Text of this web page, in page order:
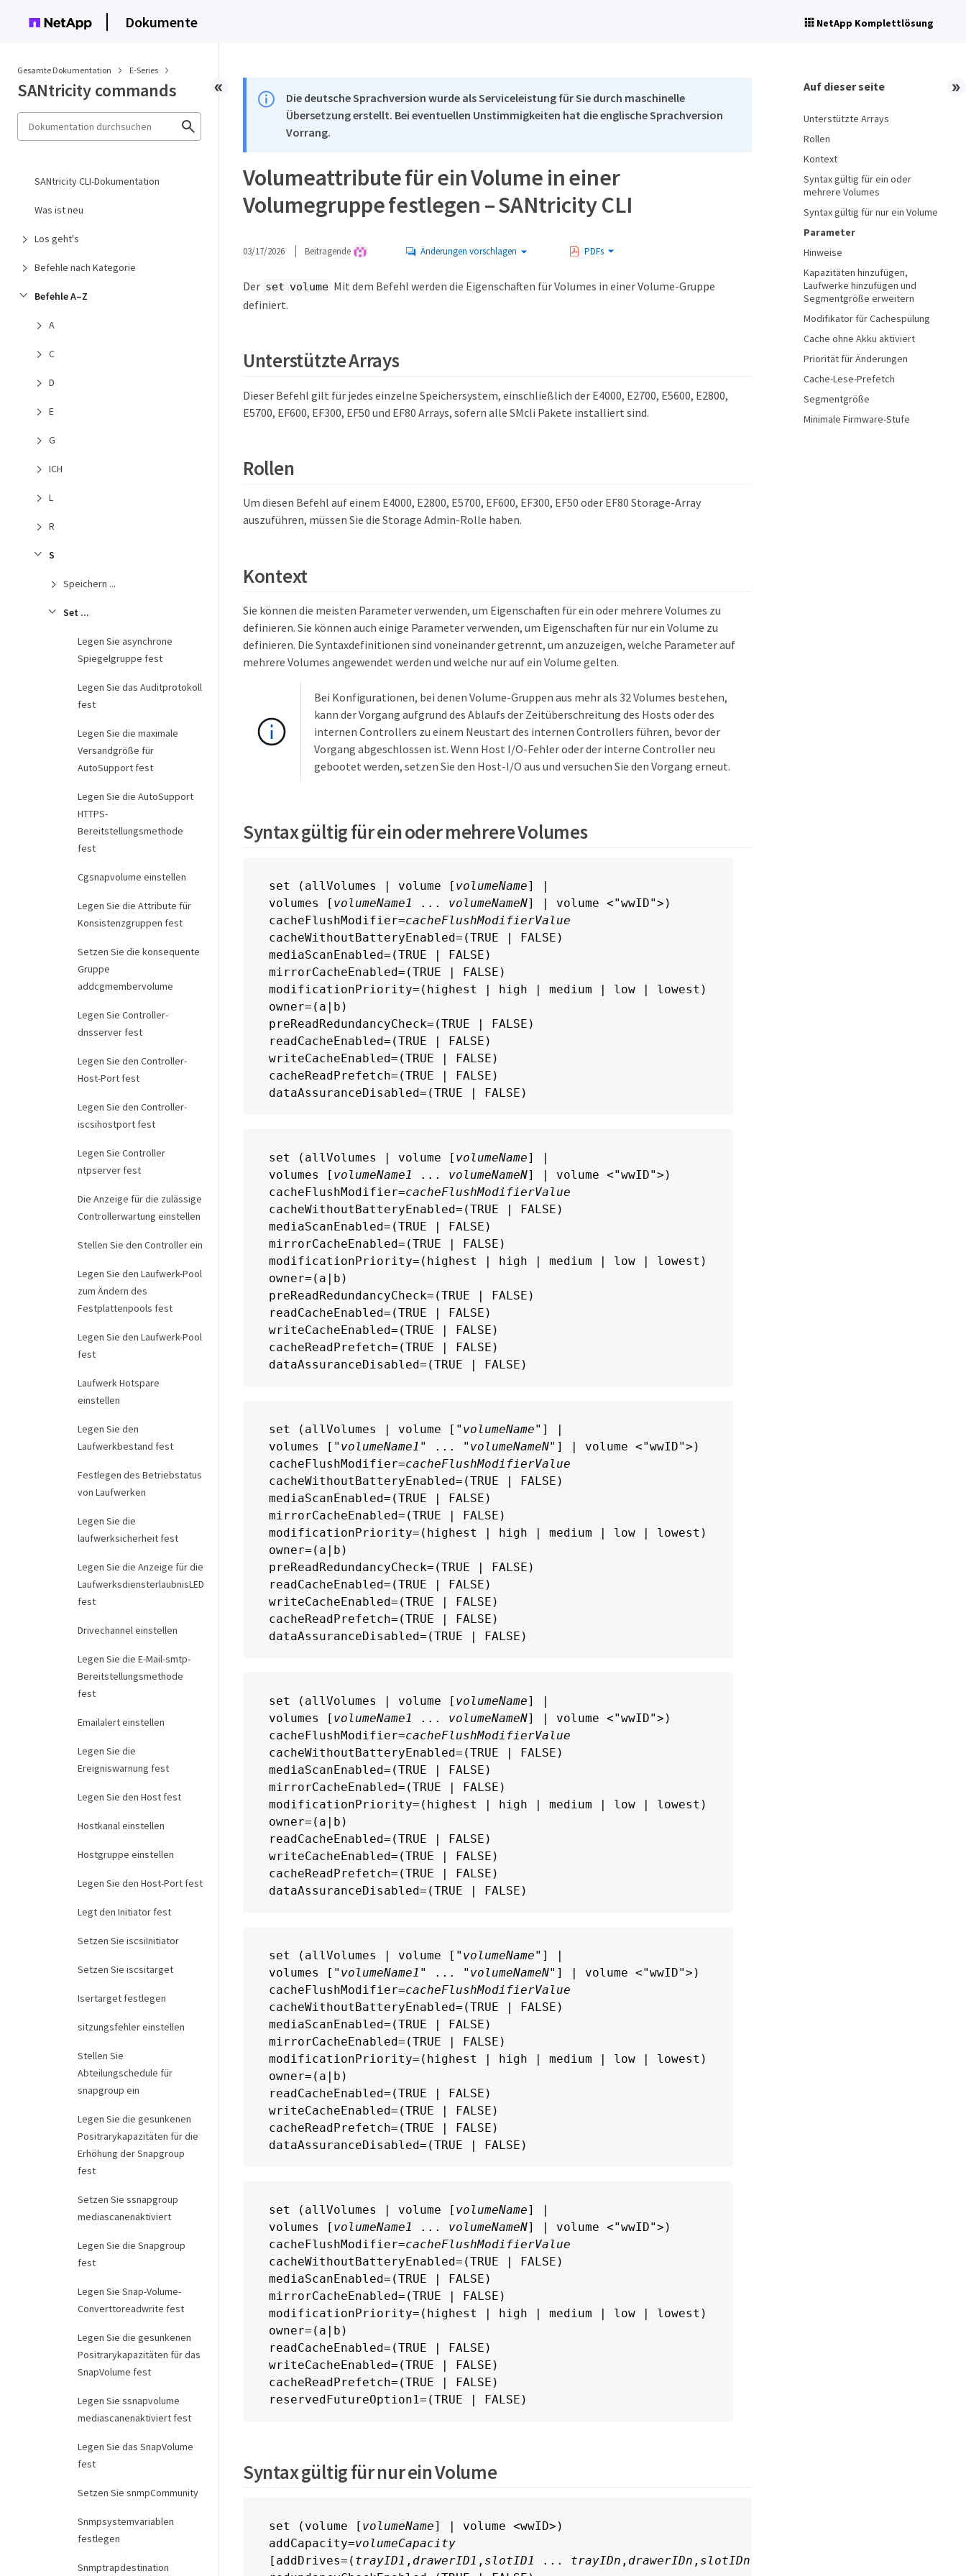
Dokumente NetApp Komplettlösung
Gesamte Dokumentation E-Series
SANtricity commands
SANtricity CLI-Dokumentation
Was ist neu
Los geht's
Befehle nach Kategorie
Befehle A–Z
A
C
D
E
G
ICH
L
R
S
Speichern ...
Set ...
Legen Sie asynchrone
Spiegelgruppe fest
Legen Sie das Auditprotokoll
fest
Legen Sie die maximale
Versandgröße für
AutoSupport fest
Legen Sie die AutoSupport
HTTPS-
Bereitstellungsmethode
fest
Cgsnapvolume einstellen
Legen Sie die Attribute für
Konsistenzgruppen fest
Setzen Sie die konsequente
Gruppe
addcgmembervolume
Legen Sie Controller-
dnsserver fest
Legen Sie den Controller-
Host-Port fest
Legen Sie den Controller-
iscsihostport fest
Legen Sie Controller
ntpserver fest
Die Anzeige für die zulässige
Controllerwartung einstellen
Stellen Sie den Controller ein
Legen Sie den Laufwerk-Pool
zum Ändern des
Festplattenpools fest
Legen Sie den Laufwerk-Pool
fest
Laufwerk Hotspare
einstellen
Legen Sie den
Laufwerkbestand fest
Festlegen des Betriebstatus
von Laufwerken
Legen Sie die
laufwerksicherheit fest
Legen Sie die Anzeige für die
LaufwerksdiensterlaubnisLED
fest
Drivechannel einstellen
Legen Sie die E-Mail-smtp-
Bereitstellungsmethode
fest
Emailalert einstellen
Legen Sie die
Ereigniswarnung fest
Legen Sie den Host fest
Hostkanal einstellen
Hostgruppe einstellen
Legen Sie den Host-Port fest
Legt den Initiator fest
Setzen Sie iscsiInitiator
Setzen Sie iscsitarget
Isertarget festlegen
sitzungsfehler einstellen
Stellen Sie
Abteilungschedule für
snapgroup ein
Legen Sie die gesunkenen
Positrarykapazitäten für die
Erhöhung der Snapgroup
fest
Setzen Sie ssnapgroup
mediascanenaktiviert
Legen Sie die Snapgroup
fest
Legen Sie Snap-Volume-
Converttoreadwrite fest
Legen Sie die gesunkenen
Positrarykapazitäten für das
SnapVolume fest
Legen Sie ssnapvolume
mediascanenaktiviert fest
Legen Sie das SnapVolume
fest
Setzen Sie snmpCommunity
Snmpsystemvariablen
festlegen
Snmptrapdestination
Die deutsche Sprachversion wurde als Serviceleistung für Sie durch maschinelle
Übersetzung erstellt. Bei eventuellen Unstimmigkeiten hat die englische Sprachversion
Vorrang.
Volumeattribute für ein Volume in einer
Volumegruppe festlegen – SANtricity CLI
03/17/2026 Beitragende Änderungen vorschlagen PDFs
Der set volume Mit dem Befehl werden die Eigenschaften für Volumes in einer Volume-Gruppe
definiert.
Unterstützte Arrays
Dieser Befehl gilt für jedes einzelne Speichersystem, einschließlich der E4000, E2700, E5600, E2800,
E5700, EF600, EF300, EF50 und EF80 Arrays, sofern alle SMcli Pakete installiert sind.
Rollen
Um diesen Befehl auf einem E4000, E2800, E5700, EF600, EF300, EF50 oder EF80 Storage-Array
auszuführen, müssen Sie die Storage Admin-Rolle haben.
Kontext
Sie können die meisten Parameter verwenden, um Eigenschaften für ein oder mehrere Volumes zu
definieren. Sie können auch einige Parameter verwenden, um Eigenschaften für nur ein Volume zu
definieren. Die Syntaxdefinitionen sind voneinander getrennt, um anzuzeigen, welche Parameter auf
mehrere Volumes angewendet werden und welche nur auf ein Volume gelten.
Bei Konfigurationen, bei denen Volume-Gruppen aus mehr als 32 Volumes bestehen,
kann der Vorgang aufgrund des Ablaufs der Zeitüberschreitung des Hosts oder des
internen Controllers zu einem Neustart des internen Controllers führen, bevor der
Vorgang abgeschlossen ist. Wenn Host I/O-Fehler oder der interne Controller neu
gebootet werden, setzen Sie den Host-I/O aus und versuchen Sie den Vorgang erneut.
Syntax gültig für ein oder mehrere Volumes
set (allVolumes | volume [ volumeName] |
volumes [ volumeName1 ... volumeNameN] | volume <"wwID">)
cacheFlushModifier=cacheFlushModifierValue
cacheWithoutBatteryEnabled=(TRUE | FALSE)
mediaScanEnabled=(TRUE | FALSE)
mirrorCacheEnabled=(TRUE | FALSE)
modificationPriority=(highest | high | medium | low | lowest)
owner=(a|b)
preReadRedundancyCheck=(TRUE | FALSE)
readCacheEnabled=(TRUE | FALSE)
writeCacheEnabled=(TRUE | FALSE)
cacheReadPrefetch=(TRUE | FALSE)
dataAssuranceDisabled=(TRUE | FALSE)
set (allVolumes | volume [ volumeName] |
volumes [ volumeName1 ... volumeNameN] | volume <"wwID">)
cacheFlushModifier=cacheFlushModifierValue
cacheWithoutBatteryEnabled=(TRUE | FALSE)
mediaScanEnabled=(TRUE | FALSE)
mirrorCacheEnabled=(TRUE | FALSE)
modificationPriority=(highest | high | medium | low | lowest)
owner=(a|b)
preReadRedundancyCheck=(TRUE | FALSE)
readCacheEnabled=(TRUE | FALSE)
writeCacheEnabled=(TRUE | FALSE)
cacheReadPrefetch=(TRUE | FALSE)
dataAssuranceDisabled=(TRUE | FALSE)
set (allVolumes | volume [" volumeName"] |
volumes [" volumeName1 " ... " volumeNameN"] | volume <"wwID">)
cacheFlushModifier=cacheFlushModifierValue
cacheWithoutBatteryEnabled=(TRUE | FALSE)
mediaScanEnabled=(TRUE | FALSE)
mirrorCacheEnabled=(TRUE | FALSE)
modificationPriority=(highest | high | medium | low | lowest)
owner=(a|b)
preReadRedundancyCheck=(TRUE | FALSE)
readCacheEnabled=(TRUE | FALSE)
writeCacheEnabled=(TRUE | FALSE)
cacheReadPrefetch=(TRUE | FALSE)
dataAssuranceDisabled=(TRUE | FALSE)
set (allVolumes | volume [ volumeName] |
volumes [ volumeName1 ... volumeNameN] | volume <"wwID">)
cacheFlushModifier=cacheFlushModifierValue
cacheWithoutBatteryEnabled=(TRUE | FALSE)
mediaScanEnabled=(TRUE | FALSE)
mirrorCacheEnabled=(TRUE | FALSE)
modificationPriority=(highest | high | medium | low | lowest)
owner=(a|b)
readCacheEnabled=(TRUE | FALSE)
writeCacheEnabled=(TRUE | FALSE)
cacheReadPrefetch=(TRUE | FALSE)
dataAssuranceDisabled=(TRUE | FALSE)
set (allVolumes | volume [" volumeName"] |
volumes [" volumeName1 " ... " volumeNameN"] | volume <"wwID">)
cacheFlushModifier=cacheFlushModifierValue
cacheWithoutBatteryEnabled=(TRUE | FALSE)
mediaScanEnabled=(TRUE | FALSE)
mirrorCacheEnabled=(TRUE | FALSE)
modificationPriority=(highest | high | medium | low | lowest)
owner=(a|b)
readCacheEnabled=(TRUE | FALSE)
writeCacheEnabled=(TRUE | FALSE)
cacheReadPrefetch=(TRUE | FALSE)
dataAssuranceDisabled=(TRUE | FALSE)
set (allVolumes | volume [ volumeName] |
volumes [ volumeName1 ... volumeNameN] | volume <"wwID">)
cacheFlushModifier=cacheFlushModifierValue
cacheWithoutBatteryEnabled=(TRUE | FALSE)
mediaScanEnabled=(TRUE | FALSE)
mirrorCacheEnabled=(TRUE | FALSE)
modificationPriority=(highest | high | medium | low | lowest)
owner=(a|b)
readCacheEnabled=(TRUE | FALSE)
writeCacheEnabled=(TRUE | FALSE)
cacheReadPrefetch=(TRUE | FALSE)
reservedFutureOption1=(TRUE | FALSE)
Syntax gültig für nur ein Volume
set (volume [ volumeName] | volume <wwID>)
addCapacity=volumeCapacity
[addDrives=( trayID1 , drawerID1 , slotID1 ... trayIDn , drawerIDn , slotIDn
Auf dieser seite
Unterstützte Arrays
Rollen
Kontext
Syntax gültig für ein oder
mehrere Volumes
Syntax gültig für nur ein Volume
Parameter
Hinweise
Kapazitäten hinzufügen,
Laufwerke hinzufügen und
Segmentgröße erweitern
Modifikator für Cachespülung
Cache ohne Akku aktiviert
Priorität für Änderungen
Cache-Lese-Prefetch
Segmentgröße
Minimale Firmware-Stufe